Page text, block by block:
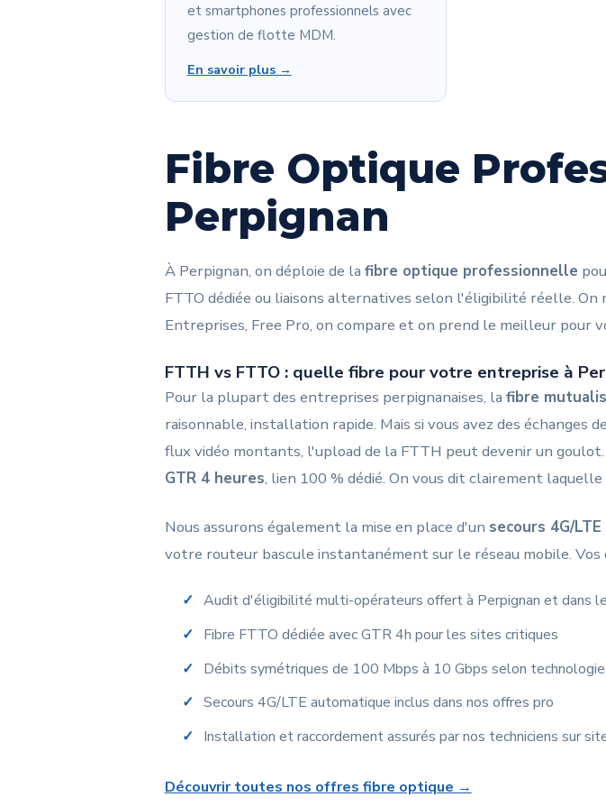
et smartphones professionnels avec
gestion de flotte MDM.
En savoir plus →
Fibre Optique
Perpignan
À Perpignan, on déploie de la fibre optique professionnelle
FTTO dédiée ou liaisons alternatives selon l'éligibilité réelle. On
Entreprises, Free Pro, on compare et on prend le meilleur pour
FTTH vs FTTO : quelle fibre pour votre entreprise à
Pour la plupart des entreprises perpignanaises, la fibre
raisonnable, installation rapide. Mais si vous avez des échanges
flux vidéo montants, l'upload de la FTTH peut devenir un goulot.
GTR 4 heures, lien 100 % dédié. On vous dit clairement
Nous assurons également la mise en place d'un secours 4G/
votre routeur bascule instantanément sur le réseau mobile. Vos
Audit d'éligibilité multi-opérateurs offert à Perpignan et dans
Fibre FTTO dédiée avec GTR 4h pour les sites critiques
Débits symétriques de 100 Mbps à 10 Gbps selon technologie
Secours 4G/LTE automatique inclus dans nos offres pro
Installation et raccordement assurés par nos techniciens sur
Découvrir toutes nos offres fibre optique →